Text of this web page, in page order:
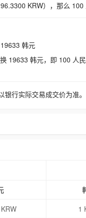
KRW），那么 100
韩元
19633 韩元，即 100 人
行实际交易成交价为准。
1